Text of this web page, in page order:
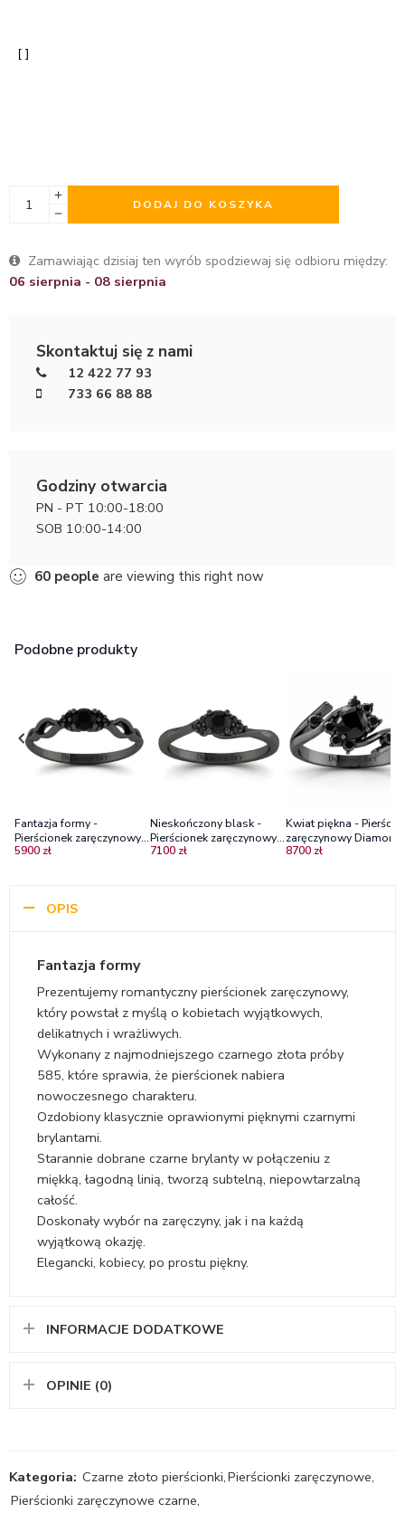
DODAJ DO KOSZYKA
Zamawiając dzisiaj ten wyrób spodziewaj się odbioru między:
06 sierpnia - 08 sierpnia
Skontaktuj się z nami
12 422 77 93
733 66 88 88
Godziny otwarcia
PN - PT 10:00-18:00
SOB 10:00-14:00
60 people are viewing this right now
Podobne produkty
Fantazja formy -
Pierścionek zaręczynowy z
czarnego złota z czarnymi
5900 zł
Nieskończony blask -
Pierścionek zaręczynowy z
czarnego złota z czarnymi
7100 zł
Kwiat piękna -
zaręczynowy Diamond
Sky, czarne złoto,
8700 zł
OPIS
Fantazja formy
Prezentujemy romantyczny pierścionek zaręczynowy,
który powstał z myślą o kobietach wyjątkowych,
delikatnych i wrażliwych.
Wykonany z najmodniejszego czarnego złota próby
585, które sprawia, że pierścionek nabiera
nowoczesnego charakteru.
Ozdobiony klasycznie oprawionymi pięknymi czarnymi
brylantami.
Starannie dobrane czarne brylanty w połączeniu z
miękką, łagodną linią, tworzą subtelną, niepowtarzalną
całość.
Doskonały wybór na zaręczyny, jak i na każdą
wyjątkową okazję.
Elegancki, kobiecy, po prostu piękny.
INFORMACJE DODATKOWE
OPINIE (0)
Kategoria: Czarne złoto pierścionki,Pierścionki zaręczynowe,
Pierścionki zaręczynowe czarne,